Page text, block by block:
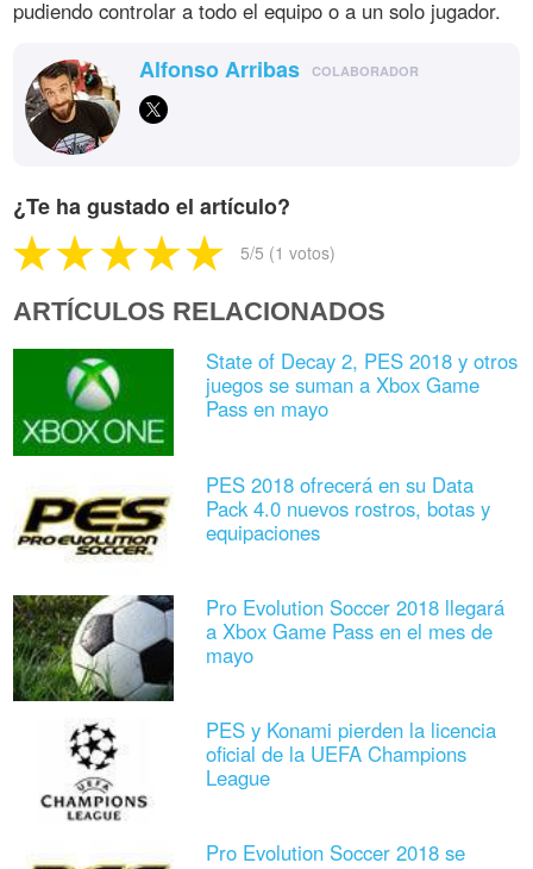
pudiendo controlar a todo el equipo o a un solo jugador.
Alfonso Arribas COLABORADOR
¿Te ha gustado el artículo?
5/5 (1 votos)
ARTÍCULOS RELACIONADOS
State of Decay 2, PES 2018 y otros
juegos se suman a Xbox Game
Pass en mayo
PES 2018 ofrecerá en su Data
Pack 4.0 nuevos rostros, botas y
equipaciones
Pro Evolution Soccer 2018 llegará
a Xbox Game Pass en el mes de
mayo
PES y Konami pierden la licencia
oficial de la UEFA Champions
League
Pro Evolution Soccer 2018 se